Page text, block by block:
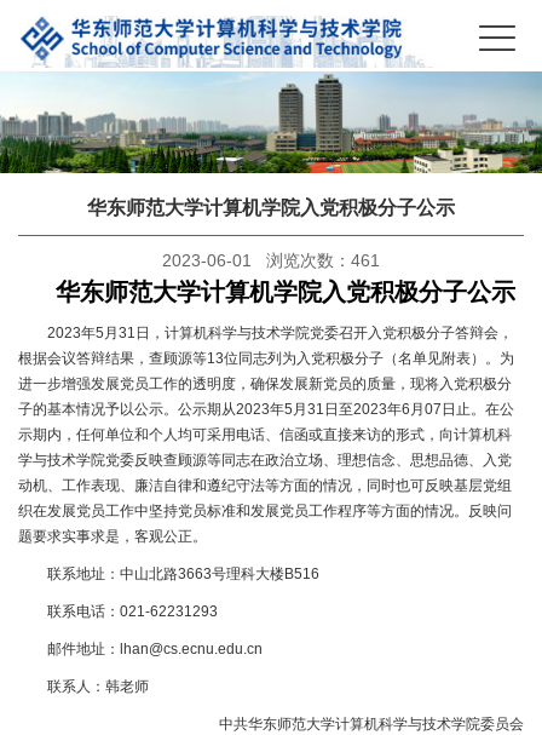
华东师范大学计算机学院入党积极分子公示
2023-06-01 浏览次数： 461
华东师范大学计算机学院入党积极分子公示
2023年5月31日，计算机科学与技术学院党委召开入党积极分子答辩会，
根据会议答辩结果，查顾源等13位同志列为入党积极分子（名单见附表）。为
进一步增强发展党员工作的透明度，确保发展新党员的质量，现将入党积极分
子的基本情况予以公示。公示期从2023年5月31日至2023年6月07日止。在公
示期内，任何单位和个人均可采用电话、信函或直接来访的形式，向计算机科
学与技术学院党委反映查顾源等同志在政治立场、理想信念、思想品德、入党
动机、工作表现、廉洁自律和遵纪守法等方面的情况，同时也可反映基层党组
织在发展党员工作中坚持党员标准和发展党员工作程序等方面的情况。反映问
题要求实事求是，客观公正。
联系地址：中山北路3663号理科大楼B516
联系电话：021-62231293
邮件地址：lhan@cs.ecnu.edu.cn
联系人：韩老师
中共华东师范大学计算机科学与技术学院委员会